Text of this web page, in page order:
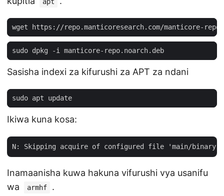
apt
Sasisha indexi za kifurushi za APT za ndani
Ikiwa kuna kosa:
Inamaanisha kuwa hakuna vifurushi vya usanifu
wa
armhf .